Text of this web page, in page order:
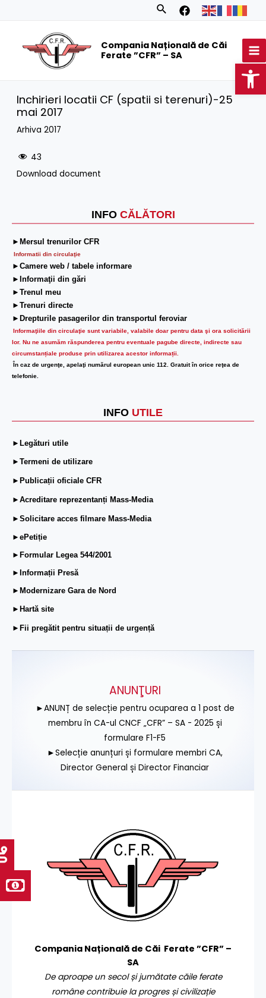
Search
Compania Națională de Căi
Ferate ”CFR” – SA
INFO CĂLĂTORI
►Mersul trenurilor CFR
Informatii din circulaţie
►Camere web / tabele informare
►Informaţii din gări
►Trenul meu
►Trenuri directe
►Drepturile pasagerilor din transportul feroviar
Informaţiile din circulaţie sunt variabile, valabile doar pentru data şi ora solicitării
lor. Nu ne asumăm răspunderea pentru eventuale pagube directe, indirecte sau
circumstanțiale produse prin utilizarea acestor informații.
În caz de urgenţe, apelaţi numărul european unic 112. Gratuit în orice reţea de
telefonie.
INFO UTILE
►Legături utile
►Termeni de utilizare
►Publicații oficiale CFR
►Acreditare reprezentanți Mass-Media
►Solicitare acces filmare Mass-Media
►ePetiție
►Formular Legea 544/2001
►Informații Presă
►Modernizare Gara de Nord
►Hartă site
►Fii pregătit pentru situații de urgență
Inchirieri locatii CF (spatii si terenuri)-25
mai 2017
Arhiva 2017
43
Download document
ANUNŢURI
►ANUNȚ de selecție pentru ocuparea a 1 post de
membru în CA-ul CNCF „CFR” – SA - 2025 și
formulare F1-F5
►Selecție anunțuri și formulare membri CA,
Director General și Director Financiar
Compania Națională de Căi Ferate ”CFR” –
SA
De aproape un secol și jumătate căile ferate
române contribuie la progres și civilizație